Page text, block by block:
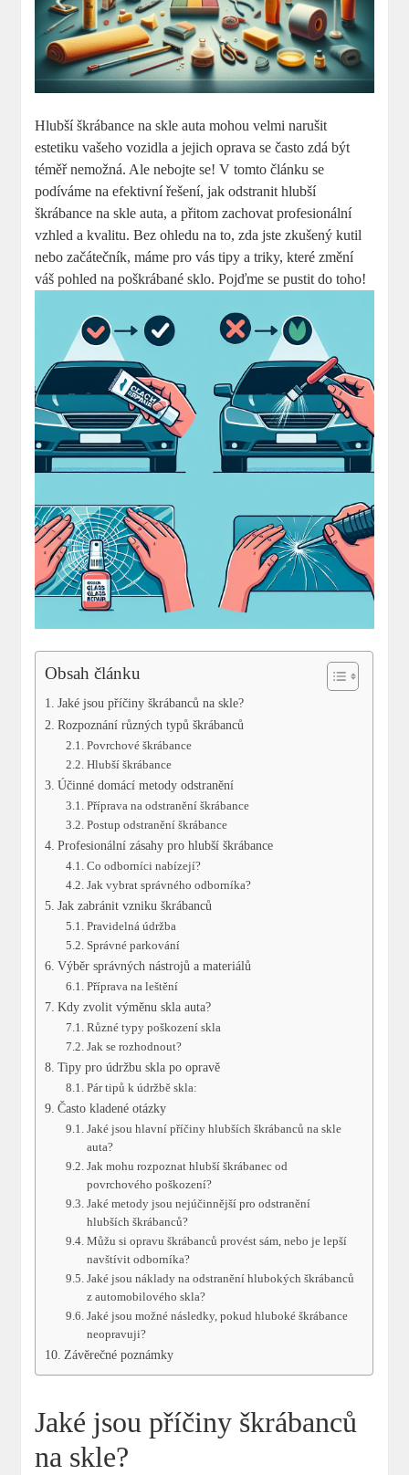
Hlubší škrábance na skle auta mohou velmi narušit
estetiku vašeho vozidla a jejich oprava⁢ se často zdá být
téměř nemožná. Ale nebojte se!​ V tomto​ článku se
podíváme ⁤na ⁣efektivní řešení, jak‌ odstranit hlubší
‌škrábance na ‍skle auta, a přitom ⁣zachovat ⁢profesionální
⁢vzhled a ⁣kvalitu. Bez ​ohledu na to, ⁤zda jste zkušený kutil
nebo začátečník, máme ‌pro vás tipy a triky, které změní
váš pohled na ⁢poškrábané sklo. Pojďme se pustit⁤ do ‌toho!
Obsah článku
Jaké jsou příčiny škrábanců na skle?
Rozpoznání‍ různých ⁣typů škrábanců
Povrchové škrábance
Hlubší škrábance
Účinné ⁢domácí ​metody‍ odstranění
Příprava​ na odstranění škrábance
Postup ⁤odstranění škrábance
Profesionální zásahy pro ​hlubší‍ škrábance
Co odborníci nabízejí?
Jak vybrat správného odborníka?
Jak zabránit vzniku škrábanců
Pravidelná údržba⁣
Správné parkování
Výběr správných nástrojů a materiálů
Příprava‌ na leštění
Kdy zvolit výměnu skla auta?
Různé typy poškození ‍skla
Jak ‍se rozhodnout?
Tipy pro údržbu skla po opravě
Pár⁢ tipů k⁣ údržbě skla:
Často kladené otázky
Jaké jsou hlavní příčiny hlubších škrábanců‌ na skle
auta?
Jak mohu rozpoznat hlubší⁢ škrábanec​ od
povrchového poškození?
Jaké metody jsou ⁣nejúčinnější pro odstranění
hlubších škrábanců?
Můžu ​si opravu ⁣škrábanců provést sám, nebo je lepší
navštívit odborníka?
Jaké jsou náklady ​na odstranění⁣ hlubokých škrábanců
z automobilového ​skla?
Jaké‍ jsou možné následky, pokud hluboké ⁤škrábance
neopravuji?
Závěrečné poznámky
Jaké jsou příčiny škrábanců
na skle?